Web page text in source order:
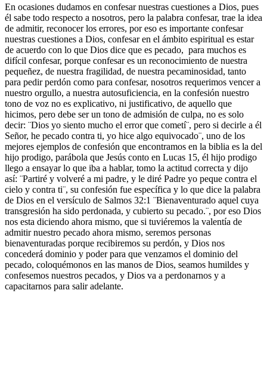
En ocasiones dudamos en confesar nuestras cuestiones a Dios, pues
él sabe todo respecto a nosotros, pero la palabra confesar, trae la idea
de admitir, reconocer los errores, por eso es importante confesar
nuestras cuestiones a Dios, confesar en el ámbito espiritual es estar
de acuerdo con lo que Dios dice que es pecado, para muchos es
difícil confesar, porque confesar es un reconocimiento de nuestra
pequeñez, de nuestra fragilidad, de nuestra pecaminosidad, tanto
para pedir perdón como para confesar, nosotros requerimos vencer a
nuestro orgullo, a nuestra autosuficiencia, en la confesión nuestro
tono de voz no es explicativo, ni justificativo, de aquello que
hicimos, pero debe ser un tono de admisión de culpa, no es solo
decir: ¨Dios yo siento mucho el error que cometí¨, pero si decirle a él
Señor, he pecado contra ti, yo hice algo equivocado¨, uno de los
mejores ejemplos de confesión que encontramos en la biblia es la del
hijo prodigo, parábola que Jesús conto en Lucas 15, él hijo prodigo
llego a ensayar lo que iba a hablar, tomo la actitud correcta y dijo
así: ¨Partiré y volveré a mi padre, y le diré Padre yo peque contra el
cielo y contra ti¨, su confesión fue específica y lo que dice la palabra
de Dios en el versículo de Salmos 32:1 ¨Bienaventurado aquel cuya
transgresión ha sido perdonada, y cubierto su pecado.¨, por eso Dios
nos esta diciendo ahora mismo, que si tuviéremos la valentía de
admitir nuestro pecado ahora mismo, seremos personas
bienaventuradas porque recibiremos su perdón, y Dios nos
concederá dominio y poder para que venzamos el dominio del
pecado, coloquémonos en las manos de Dios, seamos humildes y
confesemos nuestros pecados, y Dios va a perdonarnos y a
capacitarnos para salir adelante.